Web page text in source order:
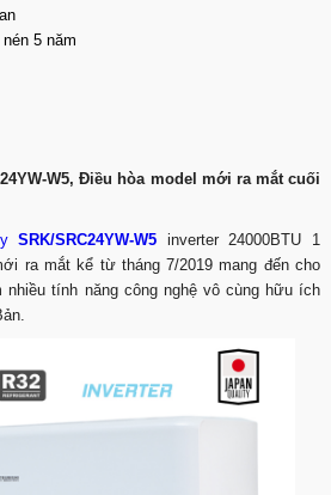
5 năm
W5, Điều hòa model mới ra mắt cuối
SRK/SRC24YW-W5 inverter 24000BTU 1
ra mắt kể từ tháng 7/2019 mang đến cho
nhiều tính năng công nghệ vô cùng hữu ích